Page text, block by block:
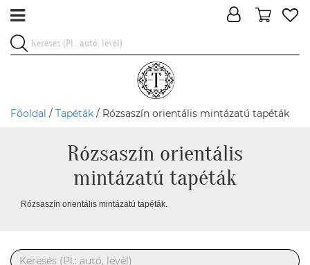
Főoldal / Tapéták / Rózsaszín orientális mintázatú tapéták
Rózsaszín orientális
mintázatú tapéták
Rózsaszín orientális mintázatú tapéták.